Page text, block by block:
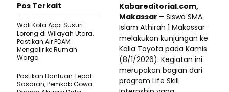
Kabareditorial.com,
Makassar – Siswa SMA
Islam Athirah 1 Makassar
melakukan kunjungan ke
Kalla Toyota pada Kamis
(8/1/2026). Kegiatan ini
merupakan bagian dari
program Life Skill
Pos Terkait
Wali Kota Appi Susuri
Lorong di Wilayah Utara,
Pastikan Air PDAM
Mengalir ke Rumah
Warga
Pastikan Bantuan Tepat
Sasaran, Pemkab Gowa